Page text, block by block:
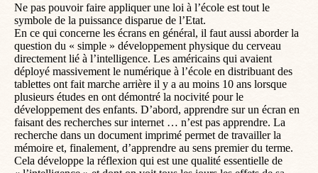
Ne pas pouvoir faire appliquer une loi à l’école est tout le
symbole de la puissance disparue de l’Etat.
En ce qui concerne les écrans en général, il faut aussi aborder la
question du « simple » développement physique du cerveau
directement lié à l’intelligence. Les américains qui avaient
déployé massivement le numérique à l’école en distribuant des
tablettes ont fait marche arrière il y a au moins 10 ans lorsque
plusieurs études en ont démontré la nocivité pour le
développement des enfants. D’abord, apprendre sur un écran en
faisant des recherches sur internet … n’est pas apprendre. La
recherche dans un document imprimé permet de travailler la
mémoire et, finalement, d’apprendre au sens premier du terme.
Cela développe la réflexion qui est une qualité essentielle de